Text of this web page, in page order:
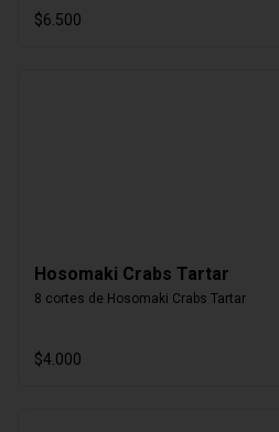
$6.500
Hosomaki Crabs Tartar
8 cortes de Hosomaki Crabs Tartar
$4.000